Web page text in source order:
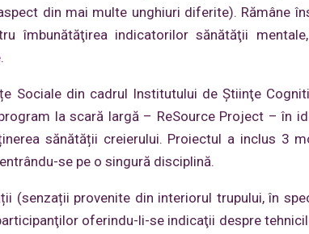
din mai multe unghiuri diferite). Rămâne
îmbunătăţirea indicatorilor sănătăţii
Sociale din cadrul Institutului de Ştiinţe
la scară largă – ReSource Project – în
sănătății creierului. Proiectul a inclus 3
se pe o singură disciplină.
(senzații provenite din interiorul trupului, în
oferindu-li-se indicaţii despre